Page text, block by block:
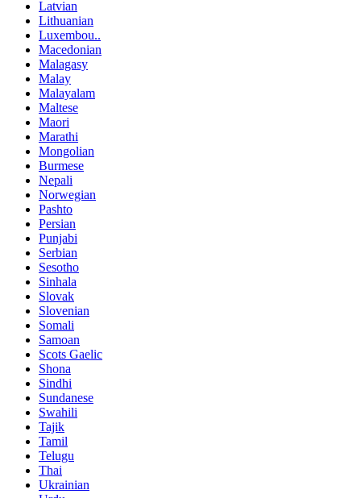
Latvian
Lithuanian
Luxembou..
Macedonian
Malagasy
Malay
Malayalam
Maltese
Maori
Marathi
Mongolian
Burmese
Nepali
Norwegian
Pashto
Persian
Punjabi
Serbian
Sesotho
Sinhala
Slovak
Slovenian
Somali
Samoan
Scots Gaelic
Shona
Sindhi
Sundanese
Swahili
Tajik
Tamil
Telugu
Thai
Ukrainian